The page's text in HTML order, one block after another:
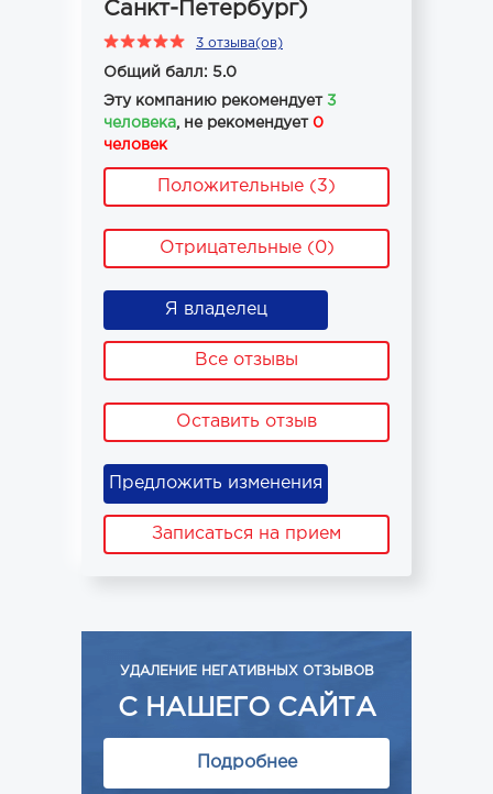
Санкт-Петербург)
3 отзыва(ов)
Общий балл: 5.0
Эту компанию рекомендует 3
человека, не рекомендует 0
человек
Положительные (3)
Отрицательные (0)
Я владелец
Все отзывы
Оставить отзыв
Предложить изменения
Записаться на прием
УДАЛЕНИЕ НЕГАТИВНЫХ ОТЗЫВОВ
С НАШЕГО САЙТА
Подробнее